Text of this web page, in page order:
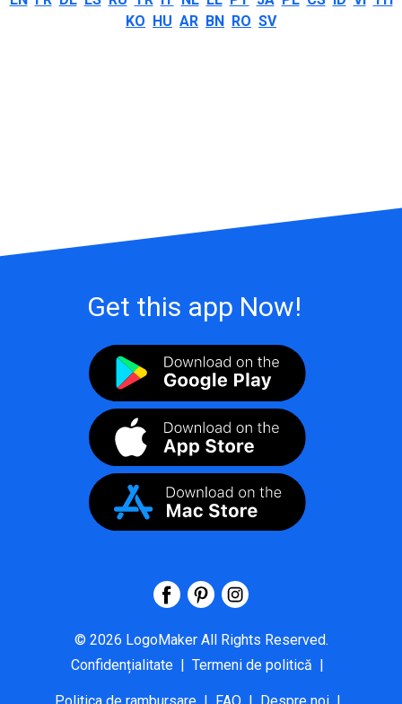
KO HU AR BN RO SV
Get this app Now!
© 2026 LogoMaker All Rights Reserved.
Confidențialitate | Termeni de politică |